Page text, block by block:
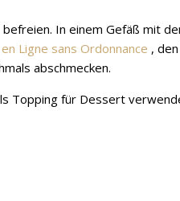
In einem Gefäß mit
Ligne sans Ordonnance ,
abschmecken.
Topping für Dessert